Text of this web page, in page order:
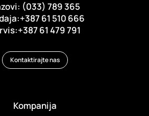
(033) 789 365
61 510 666
61 479 791
Kontaktirajte nas
Kompanija